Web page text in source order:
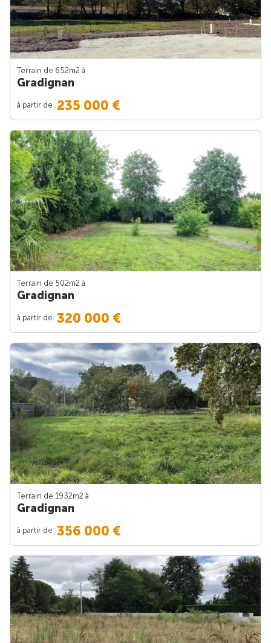
Terrain de 652m2 à
Gradignan
à partir de 235 000 €
Terrain de 502m2 à
Gradignan
à partir de 320 000 €
Terrain de 1932m2 à
Gradignan
à partir de 356 000 €